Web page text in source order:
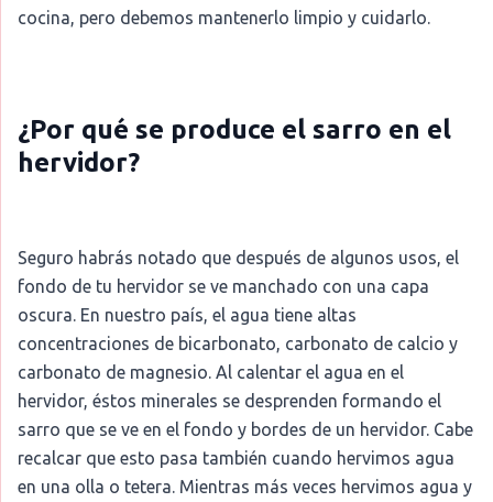
cocina, pero debemos mantenerlo limpio y cuidarlo.
¿Por qué se produce el sarro en el
hervidor?
Seguro habrás notado que después de algunos usos, el
fondo de tu hervidor se ve manchado con una capa
oscura. En nuestro país, el agua tiene altas
concentraciones de bicarbonato, carbonato de calcio y
carbonato de magnesio. Al calentar el agua en el
hervidor, éstos minerales se desprenden formando el
sarro que se ve en el fondo y bordes de un hervidor. Cabe
recalcar que esto pasa también cuando hervimos agua
en una olla o tetera. Mientras más veces hervimos agua y